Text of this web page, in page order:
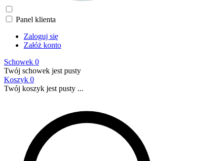
Panel klienta
Zaloguj się
Załóż konto
Schowek 0
Twój schowek jest pusty
Koszyk 0
Twój koszyk jest pusty ...